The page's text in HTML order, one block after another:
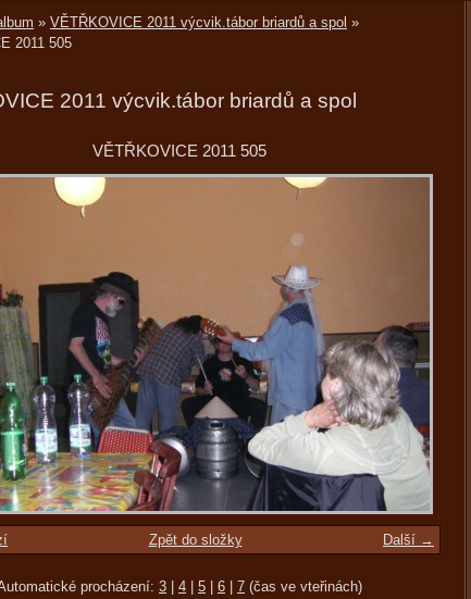
» VĚTŘKOVICE 2011 výcvik.tábor briardů a spol »
2011 505
2011 výcvik.tábor briardů a spol
VĚTŘKOVICE 2011 505
Další →
Zpět do složky
procházení: 3 4 5 6 7 (čas ve vteřinách)